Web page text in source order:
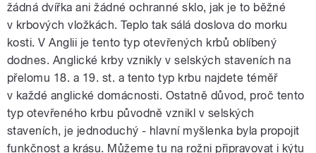
žádná dvířka ani žádné ochranné sklo, jak je to běžné
v krbových vložkách. Teplo tak sálá doslova do morku
kosti. V Anglii je tento typ otevřených krbů oblíbený
dodnes. Anglické krby vznikly v selských staveních na
přelomu 18. a 19. st. a tento typ krbu najdete téměř
v každé anglické domácnosti. Ostatně důvod, proč tento
typ otevřeného krbu původně vznikl v selských
staveních, je jednoduchý - hlavní myšlenka byla propojit
funkčnost a krásu. Můžeme tu na rožni připravovat i kýtu